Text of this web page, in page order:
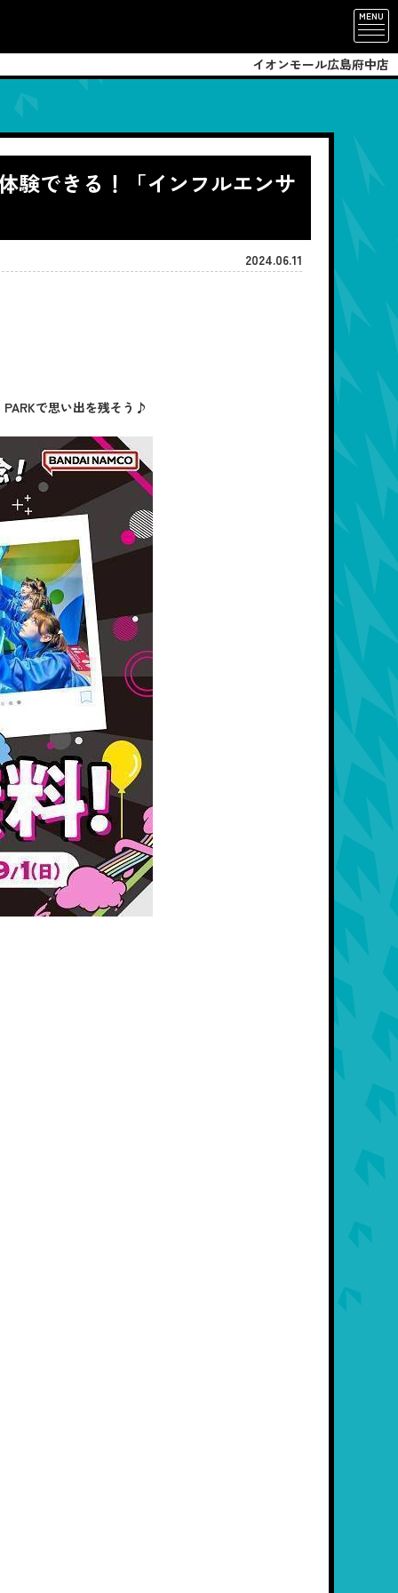
MENU
イオンモール広島府中店
験できる！「インフルエンサ
2024.06.11
で思い出を残そう♪